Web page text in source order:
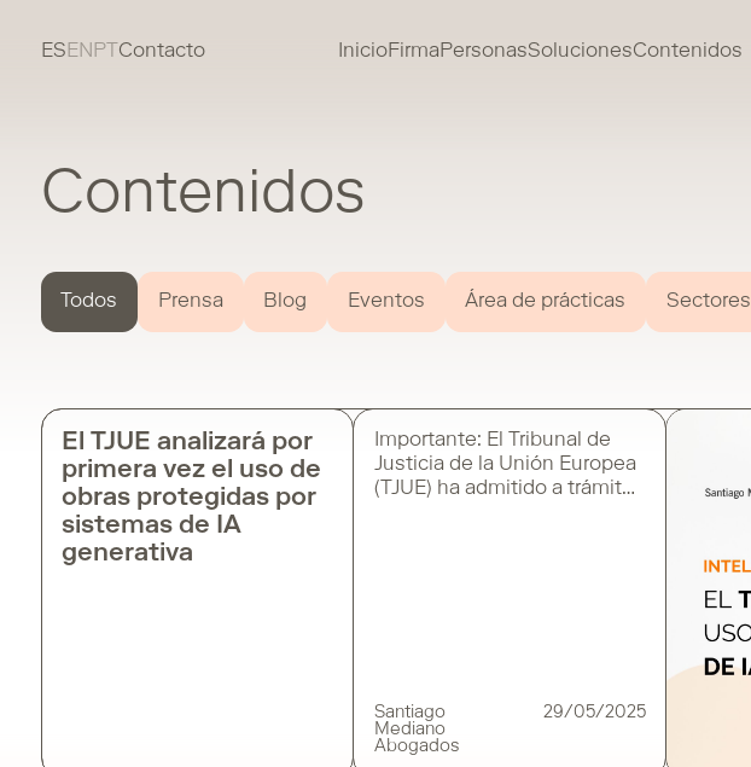
ESENPT Contacto InicioFirmaPersonasSolucionesContenidos
Contenidos
Todos Prensa Blog Eventos Área de prácticas Sectores
El TJUE analizará por
primera vez el uso de
obras protegidas por
sistemas de IA
generativa
Importante: El Tribunal de
Justicia de la Unión Europea
(TJUE) ha admitido a trámite
generativa. ¿Cuál es el
origen del caso? El 3 de abril
de
Santiago
Mediano
Abogados
29/05/2025